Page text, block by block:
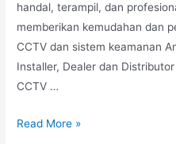
handal, terampil, dan
memberikan kemudahan dan
CCTV dan sistem keamanan
Installer, Dealer dan
CCTV …
Read More »